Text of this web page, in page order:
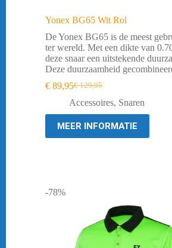
Yonex BG65 Wit Rol
De Yonex BG65 is de meest
ter wereld. Met een dikte van
deze snaar een uitstekende
Deze duurzaamheid
€129,95
Oorspronkelijke
prijs
€ 129,95.
€ 89,95Huidige
prijs
€ 89,95.
Accessoires, Snaren
MEER INFORMATIE
-78%